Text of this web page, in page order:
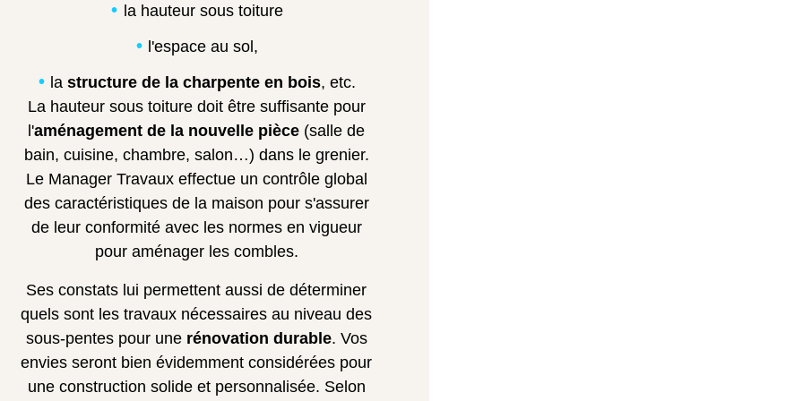
la hauteur sous toiture
l'espace au sol,
la structure de la charpente en bois, etc.
La hauteur sous toiture doit être suffisante pour
l'aménagement de la nouvelle pièce (salle de
bain, cuisine, chambre, salon…) dans le grenier.
Le Manager Travaux effectue un contrôle global
des caractéristiques de la maison pour s'assurer
de leur conformité avec les normes en vigueur
pour aménager les combles.
Ses constats lui permettent aussi de déterminer
quels sont les travaux nécessaires au niveau des
sous-pentes pour une rénovation durable. Vos
envies seront bien évidemment considérées pour
une construction solide et personnalisée. Selon